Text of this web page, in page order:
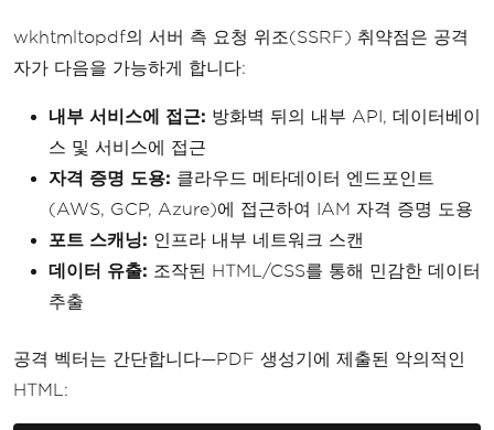
wkhtmltopdf의 서버 측 요청 위조(SSRF) 취약점은 공격
자가 다음을 가능하게 합니다:
내부 서비스에 접근: 방화벽 뒤의 내부 API, 데이터베이
스 및 서비스에 접근
자격 증명 도용: 클라우드 메타데이터 엔드포인트
(AWS, GCP, Azure)에 접근하여 IAM 자격 증명 도용
포트 스캐닝: 인프라 내부 네트워크 스캔
데이터 유출: 조작된 HTML/CSS를 통해 민감한 데이터
추출
공격 벡터는 간단합니다—PDF 생성기에 제출된 악의적인
HTML: